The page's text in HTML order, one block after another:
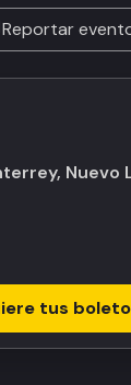
Reportar
Nuevo
tus